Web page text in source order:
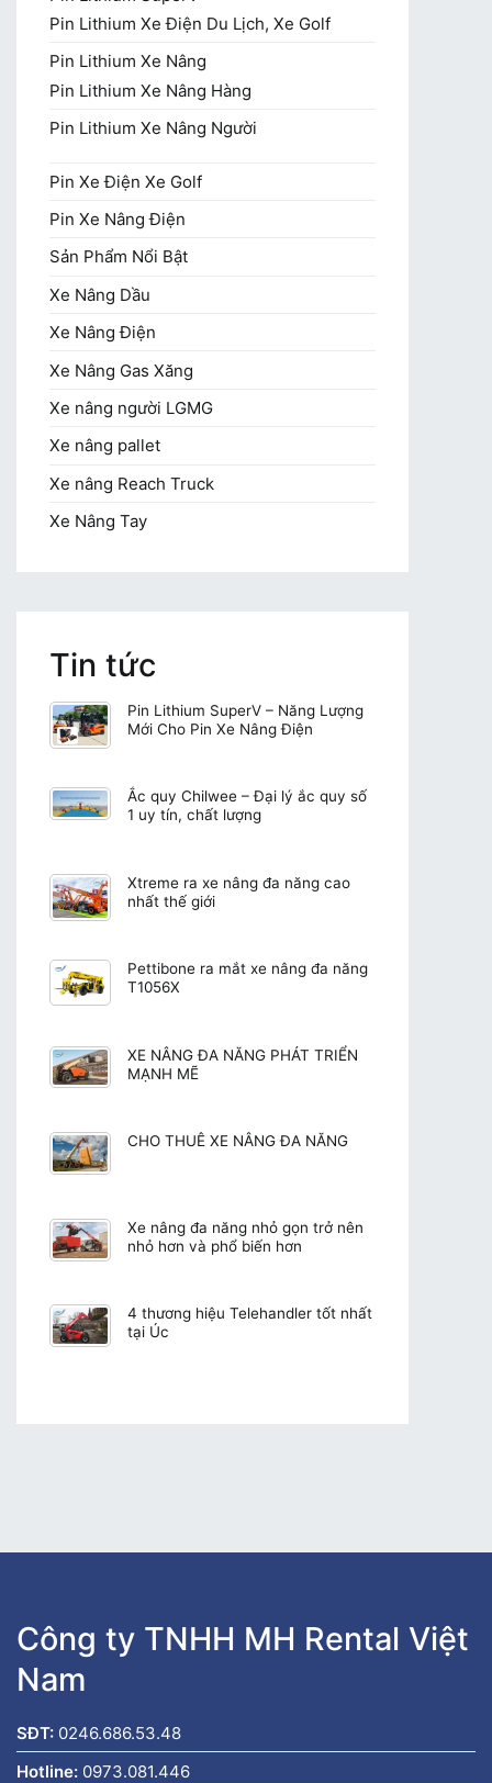
Pin Lithium Xe Điện Du Lịch, Xe Golf
Pin Lithium Xe Nâng
Pin Lithium Xe Nâng Hàng
Pin Lithium Xe Nâng Người
Pin Xe Điện Xe Golf
Pin Xe Nâng Điện
Sản Phẩm Nổi Bật
Xe Nâng Dầu
Xe Nâng Điện
Xe Nâng Gas Xăng
Xe nâng người LGMG
Xe nâng pallet
Xe nâng Reach Truck
Xe Nâng Tay
Tin tức
Pin Lithium SuperV – Năng Lượng
Mới Cho Pin Xe Nâng Điện
Ắc quy Chilwee – Đại lý ắc quy số
1 uy tín, chất lượng
Xtreme ra xe nâng đa năng cao
nhất thế giới
Pettibone ra mắt xe nâng đa năng
T1056X
XE NÂNG ĐA NĂNG PHÁT TRIỂN
MẠNH MẼ
CHO THUÊ XE NÂNG ĐA NĂNG
Xe nâng đa năng nhỏ gọn trở nên
nhỏ hơn và phổ biến hơn
4 thương hiệu Telehandler tốt nhất
tại Úc
Công ty TNHH MH Rental Việt
Nam
SĐT: 0246.686.53.48
Hotline: 0973.081.446